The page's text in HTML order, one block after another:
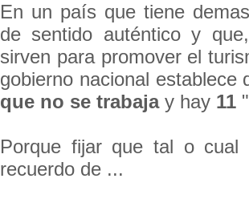
En un país que tiene
de sentido auténtico y
sirven para promover el
gobierno nacional establece
que no se trabajay hay 11 "
Porque fijar que tal o
recuerdo de ...